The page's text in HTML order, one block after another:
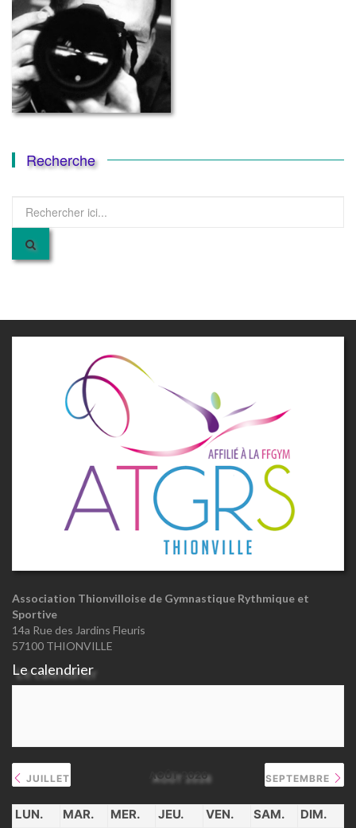
Recherche
pour
Association Thionvilloise de Gymnastique Rythmique et
Sportive
14a Rue des Jardins Fleuris
57100 THIONVILLE
Le calendrier
JUILLET AOÛT 2026 SEPTEMBRE
LUN. MAR. MER. JEU. VEN. SAM. DIM.